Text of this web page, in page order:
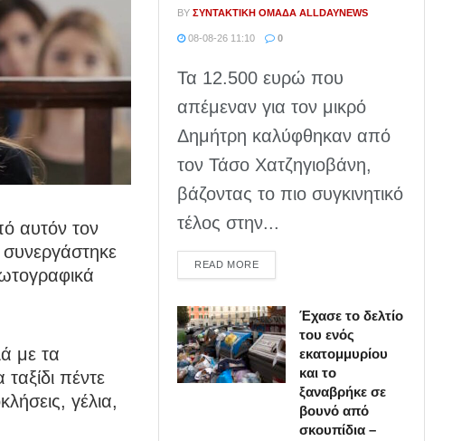
αυτόν τον
με τα
πέντε
γέλια,
BY ΣΥΝΤΑΚΤΙΚΉ ΟΜΆΔΑ ALLDAYNEWS
08-08-26 11:10 0
Τα 12.500 ευρώ που
απέμεναν για τον μικρό
Δημήτρη καλύφθηκαν από
τον Τάσο Χατζηγιοβάνη,
βάζοντας το πιο συγκινητικό
τέλος στην...
READ MOREDETAILS
Έχασε το δελτίο
του ενός
εκατομμυρίου
και το
ξαναβρήκε σε
βουνό από
σκουπίδια –